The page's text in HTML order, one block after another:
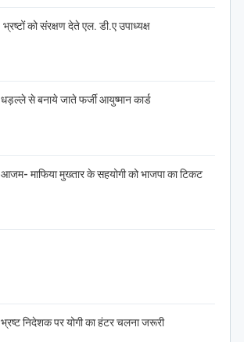
भ्रष्टों को संरक्षण देते एल. डी.ए उपाध्यक्ष
धड़ल्ले से बनाये जाते फर्जी आयुष्मान कार्ड
आजम- माफिया मुख्तार के सहयोगी को भाजपा का टिकट
भ्रष्ट निदेशक पर योगी का हंटर चलना जरूरी